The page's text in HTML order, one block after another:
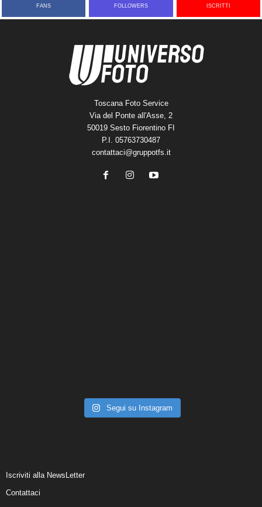
FANS FOLLOWERS ISCRITTI
Toscana Foto Service
Via del Ponte all'Asse, 2
50019 Sesto Fiorentino FI
P.I. 05763730487
contattaci@gruppotfs.it
Segui su Instagram
Iscriviti alla NewsLetter
Contattaci